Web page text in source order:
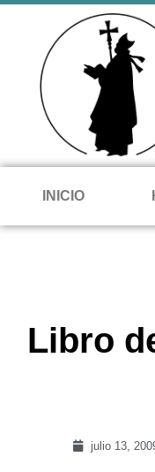
INICIO
Libro
julio 13,